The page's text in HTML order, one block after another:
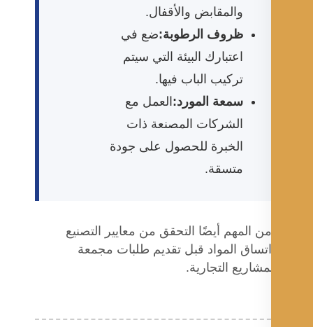
والمقابض والأقفال.
ظروف الرطوبة: ضع في
اعتبارك البيئة التي سيتم
تركيب الباب فيها.
سمعة المورد:العمل مع
الشركات المصنعة ذات
الخبرة للحصول على جودة
المهم أيضًا التحقق من معايير التصنيع
المواد قبل تقديم طلبات مجمعة
التجارية.